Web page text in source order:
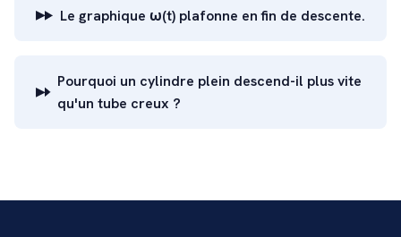
Le graphique ω(t) plafonne en fin de descente.
Pourquoi un cylindre plein descend-il plus vite
qu'un tube creux ?